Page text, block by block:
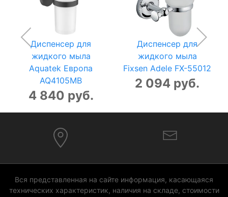
Диспенсер для
жидкого мыла
Aquatek Европа
AQ4105MB
4 840 руб.
Диспенсер для
жидкого мыла
Fixsen Adele FX-55012
2 094 руб.
Вся представленная на сайте информация, касающаяся
технических характеристик, наличия на складе, стоимости